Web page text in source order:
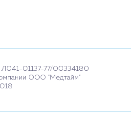
Л041-01137-77/00334180
ООО "Медтайм"